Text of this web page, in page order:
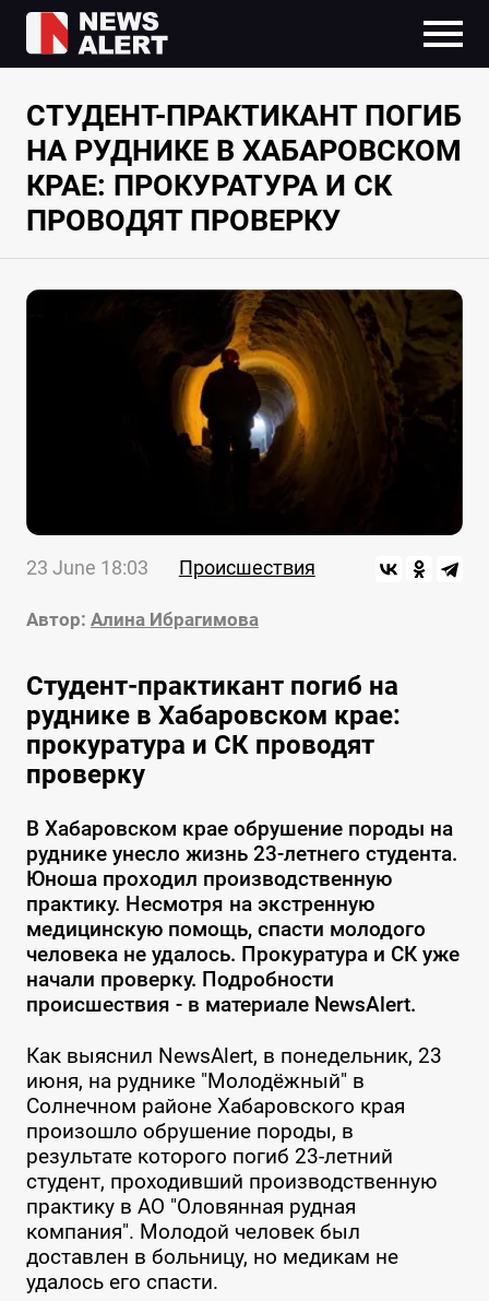
СТУДЕНТ-ПРАКТИКАНТ ПОГИБ
НА РУДНИКЕ В ХАБАРОВСКОМ
КРАЕ: ПРОКУРАТУРА И СК
ПРОВОДЯТ ПРОВЕРКУ
23 June 18:03 Происшествия
Автор: Алина Ибрагимова
Студент-практикант погиб на
руднике в Хабаровском крае:
прокуратура и СК проводят
проверку
В Хабаровском крае обрушение породы на
руднике унесло жизнь 23-летнего студента.
Юноша проходил производственную
практику. Несмотря на экстренную
медицинскую помощь, спасти молодого
человека не удалось. Прокуратура и СК уже
начали проверку. Подробности
происшествия - в материале NewsAlert.
Как выяснил NewsAlert, в понедельник, 23
июня, на руднике "Молодёжный" в
Солнечном районе Хабаровского края
произошло обрушение породы, в
результате которого погиб 23-летний
студент, проходивший производственную
практику в АО "Оловянная рудная
компания". Молодой человек был
доставлен в больницу, но медикам не
удалось его спасти.